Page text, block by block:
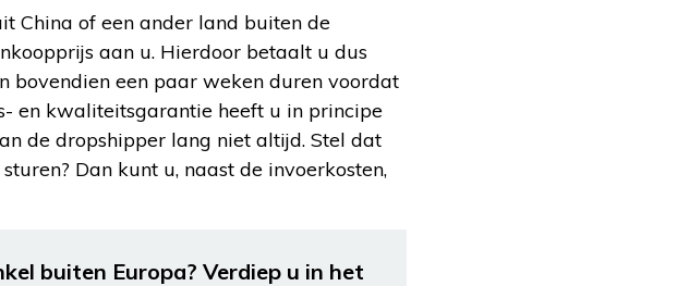
China of een ander land buiten de
aan u. Hierdoor betaalt u dus
bovendien een paar weken duren voordat
en kwaliteitsgarantie heeft u in principe
de dropshipper lang niet altijd. Stel dat
Dan kunt u, naast de invoerkosten,
buiten Europa? Verdiep u in het